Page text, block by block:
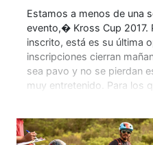
Estamos a menos de una
evento,� Kross Cup 2017.
inscrito, está es su última
inscripciones cierran
sea pavo y no se pierdan
muy entretenido. Para los